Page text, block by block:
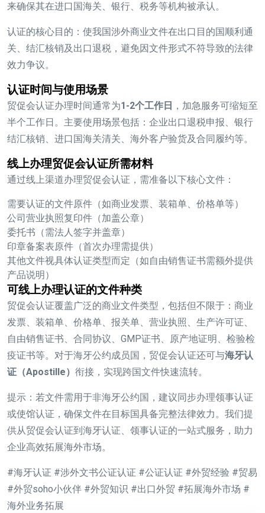
来确保其在进口国海关、银行、税务等机构被承认。
认证的核心目的：使我国涉外商业文件在出口目的国顺利通
关、结汇核销及出口退税，避免因文件形式不符导致的法律
效力争议。
认证时间与使用场景
贸促会认证办理时间通常为1-2个工作日 ，加急服务可缩短至
半个工作日。主要使用场景包括：企业出口退税申报、银行
结汇核销、进口国海关清关、海外客户验货及合同履约等。
线上办理贸促会认证所需材料
通过线上渠道办理贸促会认证，需准备以下核心文件：
需要认证的文件原件（如商业发票、装箱单、价格单等）
公司营业执照复印件（加盖公章）
委托书（需法人签字并盖章）
印章备案表原件（首次办理需提供）
其他文件视具体认证类型而定（如自由销售证书需额外提供
产品说明）
可线上办理认证的文件种类
贸促会认证覆盖广泛的商业文件类型，包括但不限于：商业
发票、装箱单、价格单、报关单、营业执照、生产许可证、
自由销售证书、合同协议、GMP证书、原产地证明、检验检
疫证书等。对于海牙公约成员国，贸促会认证还可与海牙认
证（Apostille） 衔接，实现跨国文件快速流转。
提示：若文件需用于非海牙公约国，建议同步办理领事认证
或使馆认证，确保文件在目标国具备完整法律效力。我们提
供从贸促会认证到海牙认证、领事认证的一站式服务，助力
企业高效拓展海外市场。
#海牙认证 #涉外文书公证认证 #公证认证 #外贸经验 #贸易
#外贸soho小伙伴 #外贸知识 #出口外贸 #拓展海外市场 #
海外业务拓展